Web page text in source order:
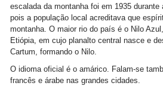
escalada da montanha foi em 1935
pois a população local acreditava que
montanha. O maior rio do país é o Nilo
Etiópia, em cujo planalto central nasce e
Cartum, formando o Nilo.
O idioma oficial é o amárico. Falam-se
francês e árabe nas grandes cidades.